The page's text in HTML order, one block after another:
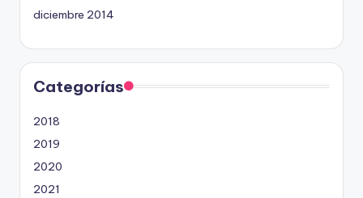
diciembre 2014
Categorías
2018
2019
2020
2021